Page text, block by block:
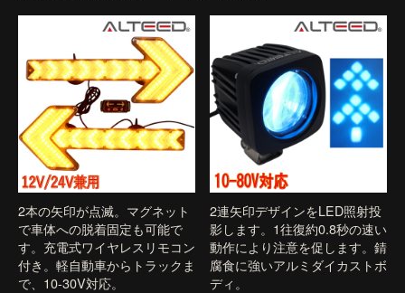
2本の矢印が点滅。マグネット
で車体への脱着固定も可能で
す。充電式ワイヤレスリモコン
付き。軽自動車からトラックま
で、10-30V対応。
2連矢印デザインをLED照射投
影します。1往復約0.8秒の速い
動作により注意を促します。錆
腐食に強いアルミダイカストボ
ディ。